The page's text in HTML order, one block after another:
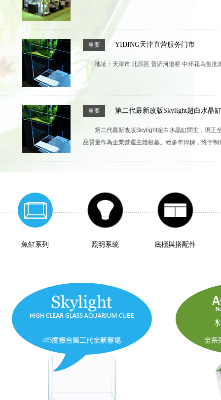
重要 YIDING天津直营服务门市
地址：天津市 北辰区 普济河道桥 中环花鸟鱼
重要 第二代最新改版Skylight超白水晶
第二代最新改版Skylight超白水晶缸問世，現正
品質量作為企業營運主體根基。經多年焠鍊，终于
魚缸系列 照明系統 底櫃與搭配件